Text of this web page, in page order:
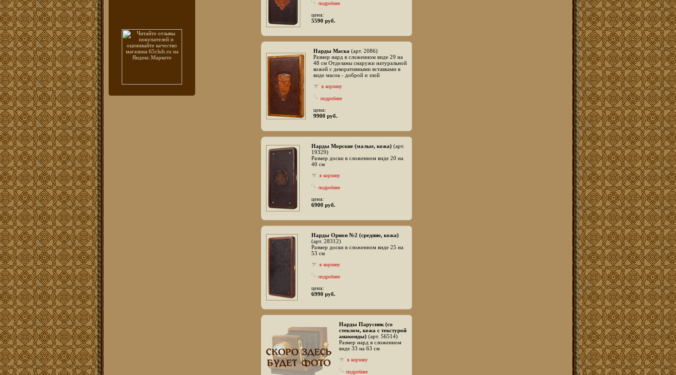
подробнее
цена:
5590 руб.
Нарды Маска (арт. 2086)
Размер нард в сложенном виде 29 на
48 см Отделаны снаружи натуральной
кожей с декоративными вставками в
виде масок - доброй и злой
в корзину
подробнее
цена:
9900 руб.
Нарды Морские (малые, кожа) (арт.
19329)
Размер доски в сложенном виде 20 на
40 см
в корзину
подробнее
цена:
6900 руб.
Нарды Орион №2 (средние, кожа)
(арт. 28312)
Размер доски в сложенном виде 25 на
53 см
в корзину
подробнее
цена:
6990 руб.
Нарды Парусник (со
стеклом, кожа с текстурой
анаконды) (арт. 56514)
Размер нард в сложенном
виде 33 на 63 см
в корзину
подробнее